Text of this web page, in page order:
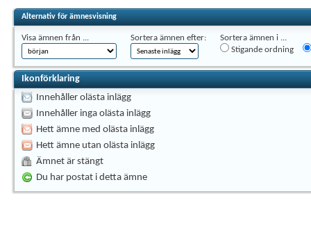
Alternativ för ämnesvisning
Visa ämnen från ... Sortera ämnen efter:
Sortera ämnen i ...
Stigande ordning
Ikonförklaring
Innehåller olästa inlägg
Innehåller inga olästa inlägg
Hett ämne med olästa inlägg
Hett ämne utan olästa inlägg
Ämnet är stängt
Du har postat i detta ämne